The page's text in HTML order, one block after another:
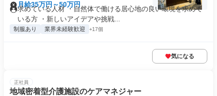
月給35万円～50万円
求めている人材 ・自然体で働ける居心地の良い環境を求めて
いる方 ・新しいアイデアや挑戦...
制服あり 業界未経験歓迎 +17個
気になる
正社員
地域密着型介護施設のケアマネジャー